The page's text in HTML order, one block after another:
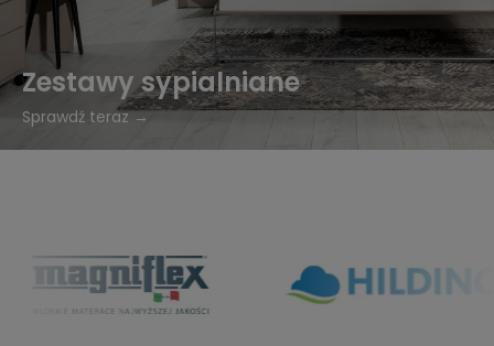
Zestawy sypialniane
Sprawdź teraz →